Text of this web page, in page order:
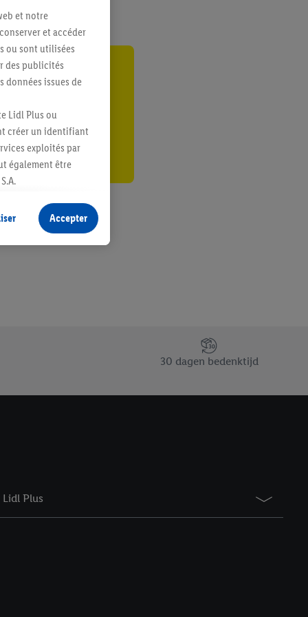
30 dagen bedenktijd
Lidl Plus
et notre
et accéder
ou sont utilisées
des publicités
données issues de
Lidl Plus ou
créer un identifiant
exploités par
également être
sans procéder à
terminaux ou
échéant, d’autres
à tout moment
Accepter